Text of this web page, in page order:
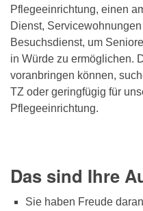
Pflegeeinrichtung, einen
Dienst,
Besuchsdienst, um
in Würde zu ermöglichen.
voranbringen können,
TZ oder geringfügig für
Pflegeeinrichtung.
Das sind Ihre
Sie haben Freude